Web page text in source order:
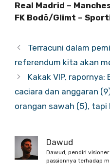
Real Madrid –
FK Bodö/Glimt –
Terracuni dalam
referendum kita akan
Kakak VIP, rapornya:
caciara dan anggaran
orangan sawah (5), tapi
Dawud
Dawud, pendiri
passionnya terhadap